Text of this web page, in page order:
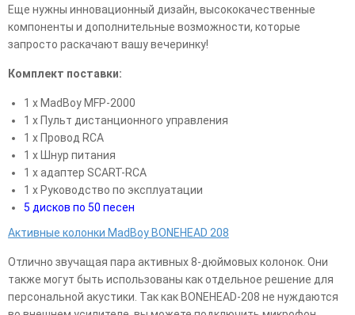
Еще нужны инновационный дизайн, высококачественные
компоненты и дополнительные возможности, которые
запросто раскачают вашу вечеринку!
Комплект поставки:
1 х MadBoy MFP-2000
1 х Пульт дистанционного управления
1 х Провод RCA
1 x Шнур питания
1 x адаптер SCART-RCA
1 x Руководство по эксплуатации
5 дисков по 50 песен
Активные колонки MadBoy BONEHEAD 208
Отлично звучащая пара активных 8-дюймовых колонок. Они
также могут быть использованы как отдельное решение для
персональной акустики. Так как BONEHEAD-208 не нуждаются